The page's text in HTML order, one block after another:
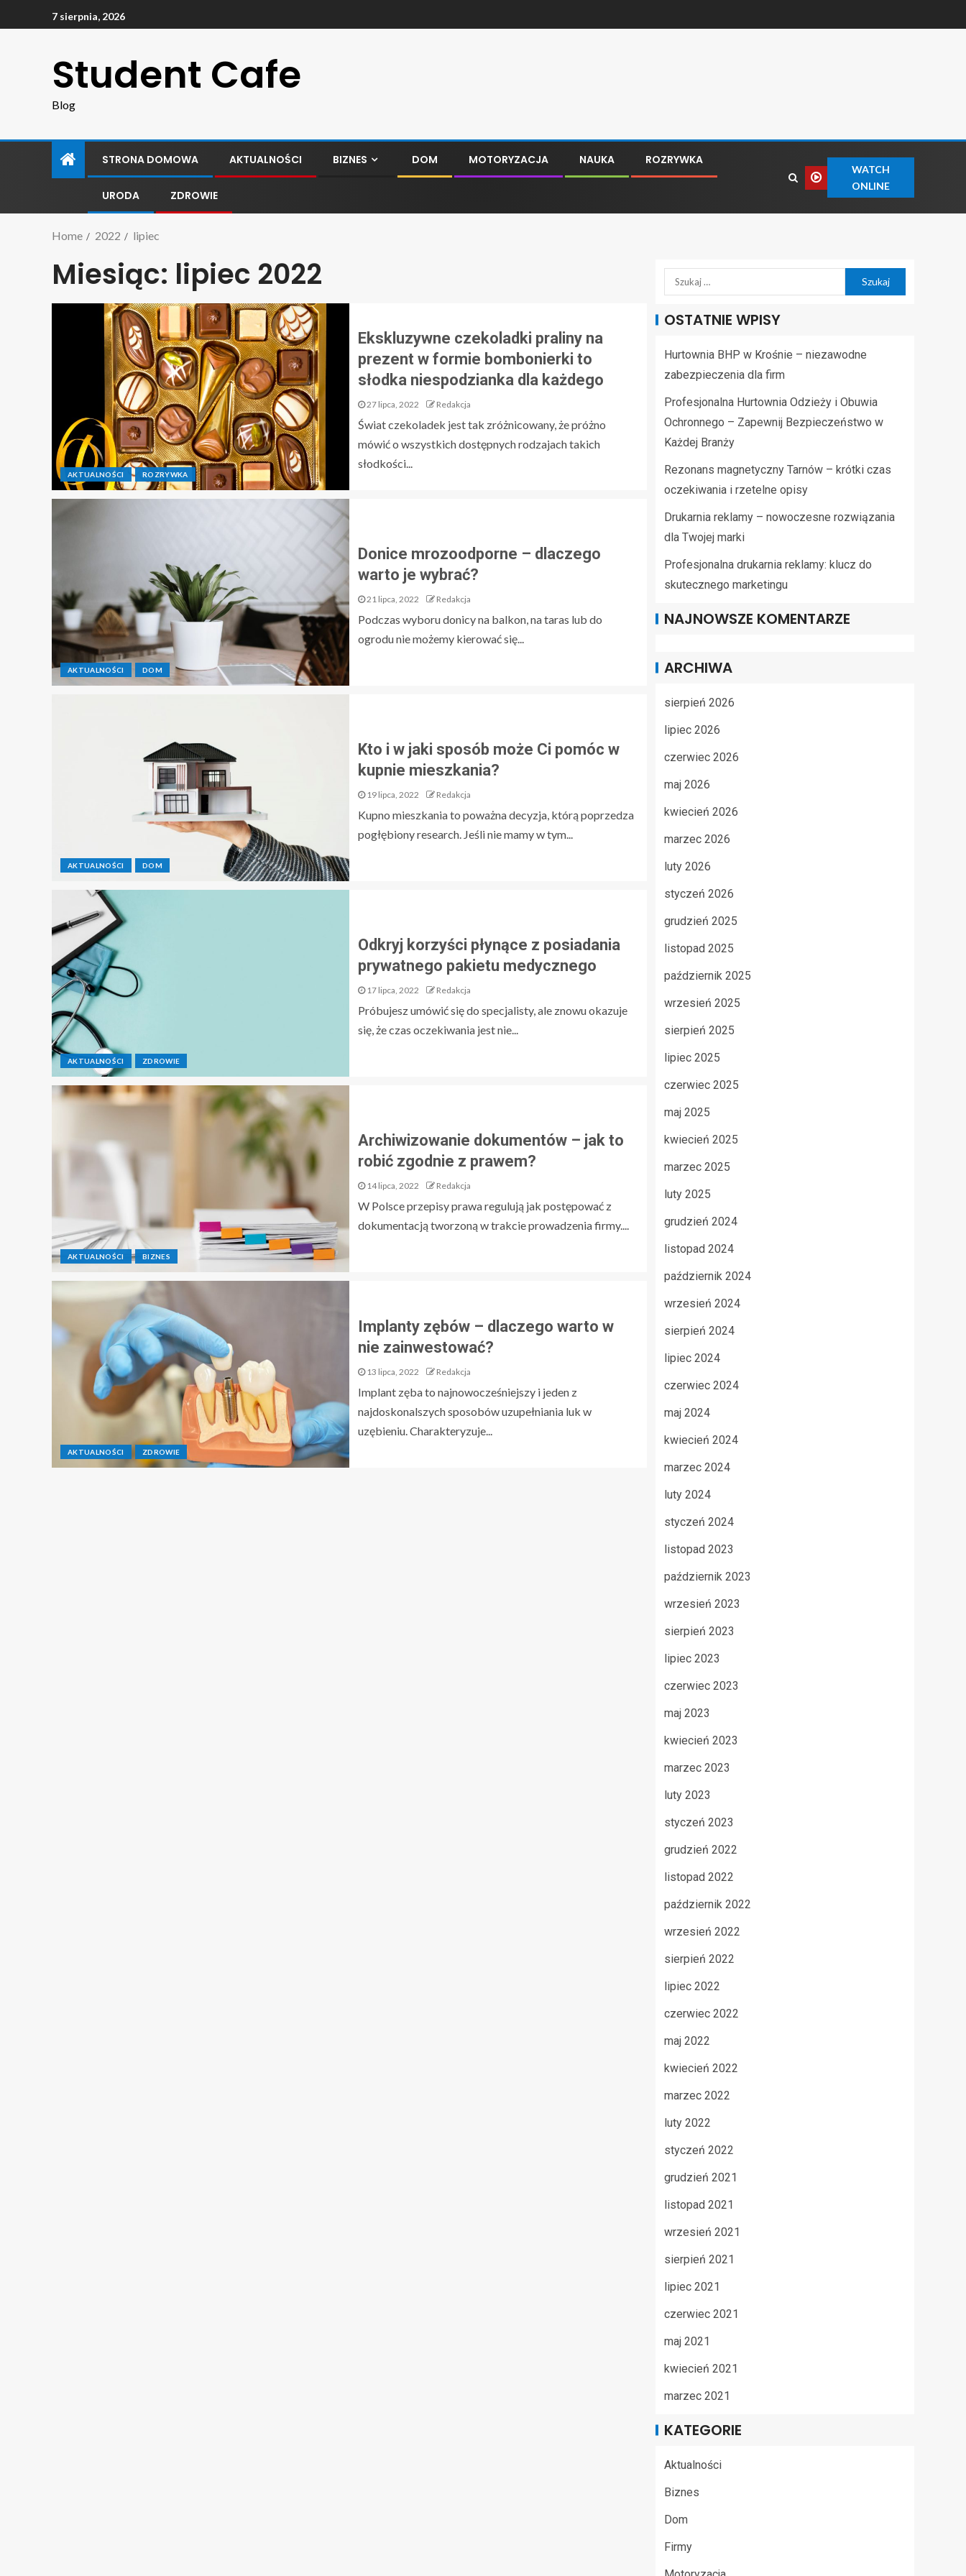
7 sierpnia, 2026
Student Cafe
Blog
STRONA DOMOWA AKTUALNOŚCI BIZNES DOM MOTORYZACJA NAUKA ROZRYWKA
URODA ZDROWIE
WATCH
ONLINE
Home 2022 lipiec
Miesiąc: lipiec 2022
AKTUALNOŚCI ROZRYWKA
Ekskluzywne czekoladki praliny na
prezent w formie bombonierki to
słodka niespodzianka dla każdego
27 lipca, 2022 Redakcja
Świat czekoladek jest tak zróżnicowany, że próżno
mówić o wszystkich dostępnych rodzajach takich
słodkości...
AKTUALNOŚCI DOM
Donice mrozoodporne – dlaczego
warto je wybrać?
21 lipca, 2022 Redakcja
Podczas wyboru donicy na balkon, na taras lub do
ogrodu nie możemy kierować się...
AKTUALNOŚCI DOM
Kto i w jaki sposób może Ci pomóc w
kupnie mieszkania?
19 lipca, 2022 Redakcja
Kupno mieszkania to poważna decyzja, którą poprzedza
pogłębiony research. Jeśli nie mamy w tym...
AKTUALNOŚCI ZDROWIE
Odkryj korzyści płynące z posiadania
prywatnego pakietu medycznego
17 lipca, 2022 Redakcja
Próbujesz umówić się do specjalisty, ale znowu okazuje
się, że czas oczekiwania jest nie...
AKTUALNOŚCI BIZNES
Archiwizowanie dokumentów – jak to
robić zgodnie z prawem?
14 lipca, 2022 Redakcja
W Polsce przepisy prawa regulują jak postępować z
dokumentacją tworzoną w trakcie prowadzenia firmy....
AKTUALNOŚCI ZDROWIE
Implanty zębów – dlaczego warto w
nie zainwestować?
13 lipca, 2022 Redakcja
Implant zęba to najnowocześniejszy i jeden z
najdoskonalszych sposobów uzupełniania luk w
uzębieniu. Charakteryzuje...
OSTATNIE WPISY
Hurtownia BHP w Krośnie – niezawodne
zabezpieczenia dla firm
Profesjonalna Hurtownia Odzieży i Obuwia
Ochronnego – Zapewnij Bezpieczeństwo w
Każdej Branży
Rezonans magnetyczny Tarnów – krótki czas
oczekiwania i rzetelne opisy
Drukarnia reklamy – nowoczesne rozwiązania
dla Twojej marki
Profesjonalna drukarnia reklamy: klucz do
skutecznego marketingu
NAJNOWSZE KOMENTARZE
ARCHIWA
sierpień 2026
lipiec 2026
czerwiec 2026
maj 2026
kwiecień 2026
marzec 2026
luty 2026
styczeń 2026
grudzień 2025
listopad 2025
październik 2025
wrzesień 2025
sierpień 2025
lipiec 2025
czerwiec 2025
maj 2025
kwiecień 2025
marzec 2025
luty 2025
grudzień 2024
listopad 2024
październik 2024
wrzesień 2024
sierpień 2024
lipiec 2024
czerwiec 2024
maj 2024
kwiecień 2024
marzec 2024
luty 2024
styczeń 2024
listopad 2023
październik 2023
wrzesień 2023
sierpień 2023
lipiec 2023
czerwiec 2023
maj 2023
kwiecień 2023
marzec 2023
luty 2023
styczeń 2023
grudzień 2022
listopad 2022
październik 2022
wrzesień 2022
sierpień 2022
lipiec 2022
czerwiec 2022
maj 2022
kwiecień 2022
marzec 2022
luty 2022
styczeń 2022
grudzień 2021
listopad 2021
wrzesień 2021
sierpień 2021
lipiec 2021
czerwiec 2021
maj 2021
kwiecień 2021
marzec 2021
KATEGORIE
Aktualności
Biznes
Dom
Firmy